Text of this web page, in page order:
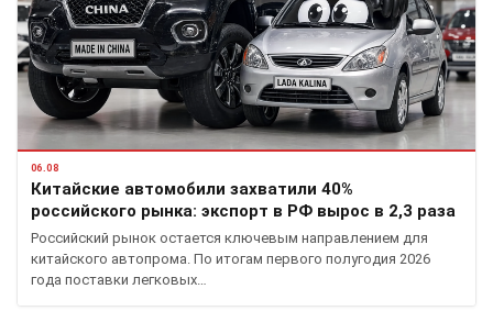
06.08
Китайские автомобили захватили 40%
российского рынка: экспорт в РФ вырос в 2,3 раза
Российский рынок остается ключевым направлением для
китайского автопрома. По итогам первого полугодия 2026
года поставки легковых…